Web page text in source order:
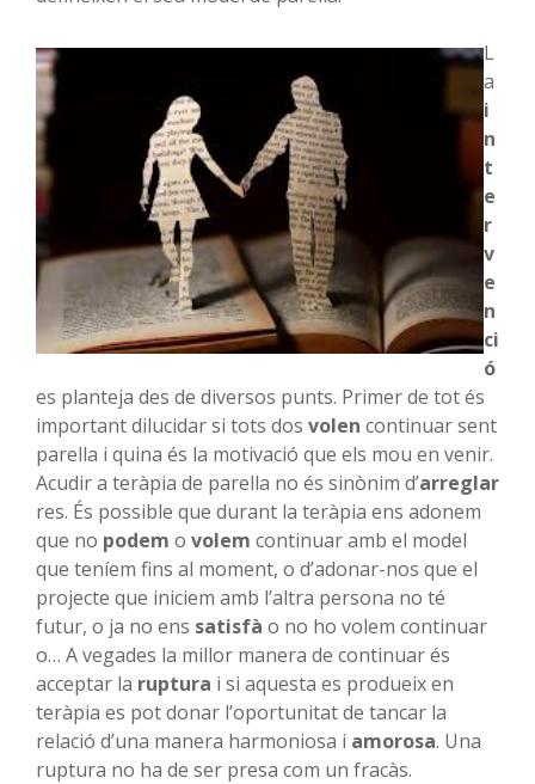
L
a
i
n
t
e
r
v
e
n
ci
ó
es planteja des de diversos punts. Primer de tot és
important dilucidar si tots dos volen continuar sent
parella i quina és la motivació que els mou en venir.
Acudir a teràpia de parella no és sinònim d’arreglar
res. És possible que durant la teràpia ens adonem
que no podem o volem continuar amb el model
que teníem fins al moment, o d’adonar-nos que el
projecte que iniciem amb l’altra persona no té
futur, o ja no ens satisfà o no ho volem continuar
o… A vegades la millor manera de continuar és
acceptar la ruptura i si aquesta es produeix en
teràpia es pot donar l’oportunitat de tancar la
relació d’una manera harmoniosa i amorosa. Una
ruptura no ha de ser presa com un fracàs.